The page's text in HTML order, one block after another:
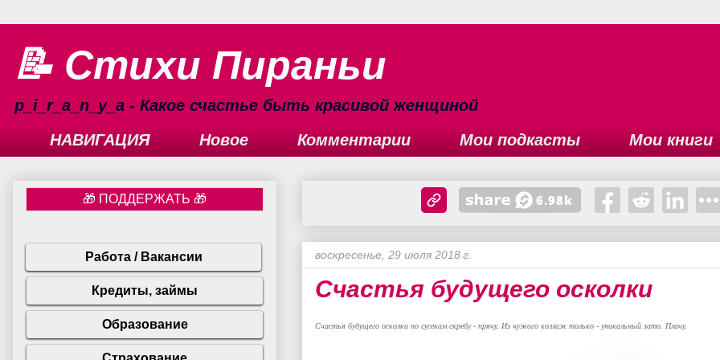
📝 Стихи Пираньи
p_i_r_a_n_y_a - Какое счастье быть красивой женщиной
НАВИГАЦИЯ
Новое Комментарии Мои подкасты Мои книги
воскресенье, 29 июля 2018 г.
Счастья будущего осколки
Счастья будущего осколки по сусекам скребу - прячу. Из чужого коллаж только - уникальный зато. Плачу.